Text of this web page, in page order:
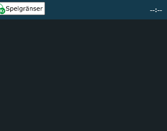
--:--